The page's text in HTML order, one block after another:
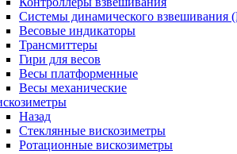
Системы динамического взвешивания
Весовые индикаторы
Трансмиттеры
Гири для весов
Весы платформенные
Весы механические
Назад
Стеклянные вискозиметры
Ротационные вискозиметры